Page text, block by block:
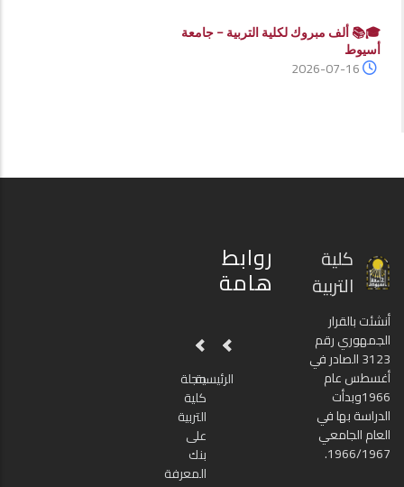
🎓📚 ألف مبروك لكلية التربية – جامعة
أسيوط
2026-07-16
كلية
التربية
أنشئت بالقرار
الجمهوري رقم
3123 الصادر في
أغسطس عام
1966وبدأت
الدراسة بها في
العام الجامعي
1966/1967.
روابط
هامة
الرئيسيةمجلة
كلية
التربية
على
بنك
المعرفة